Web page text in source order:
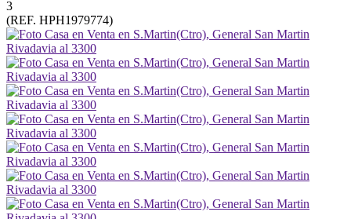
3
(REF. HPH1979774)